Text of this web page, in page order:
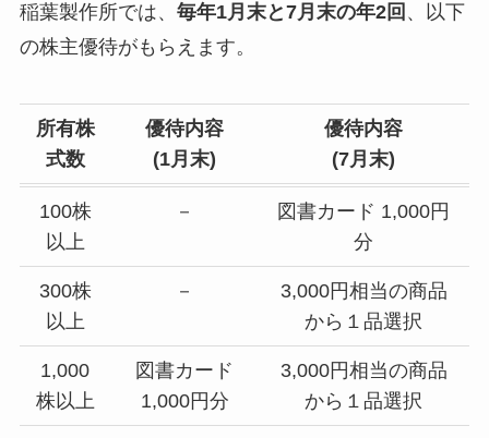
稲葉製作所では、 毎年1月末と7月末の年2回 、以下
の株主優待がもらえます。
所有株
式数
優待内容
(1月末)
優待内容
(7月末)
100株
以上
－
図書カード 1,000円
分
300株
以上
－
3,000円相当の商品
から１品選択
1,000
株以上
図書カード
1,000円分
3,000円相当の商品
から１品選択